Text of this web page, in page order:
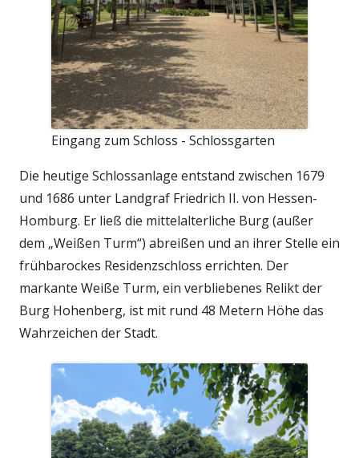
Eingang zum Schloss - Schlossgarten
Die heutige Schlossanlage entstand zwischen 1679
und 1686 unter Landgraf Friedrich II. von Hessen-
Homburg. Er ließ die mittelalterliche Burg (außer
dem „Weißen Turm“) abreißen und an ihrer Stelle ein
frühbarockes Residenzschloss errichten. Der
markante Weiße Turm, ein verbliebenes Relikt der
Burg Hohenberg, ist mit rund 48 Metern Höhe das
Wahrzeichen der Stadt.